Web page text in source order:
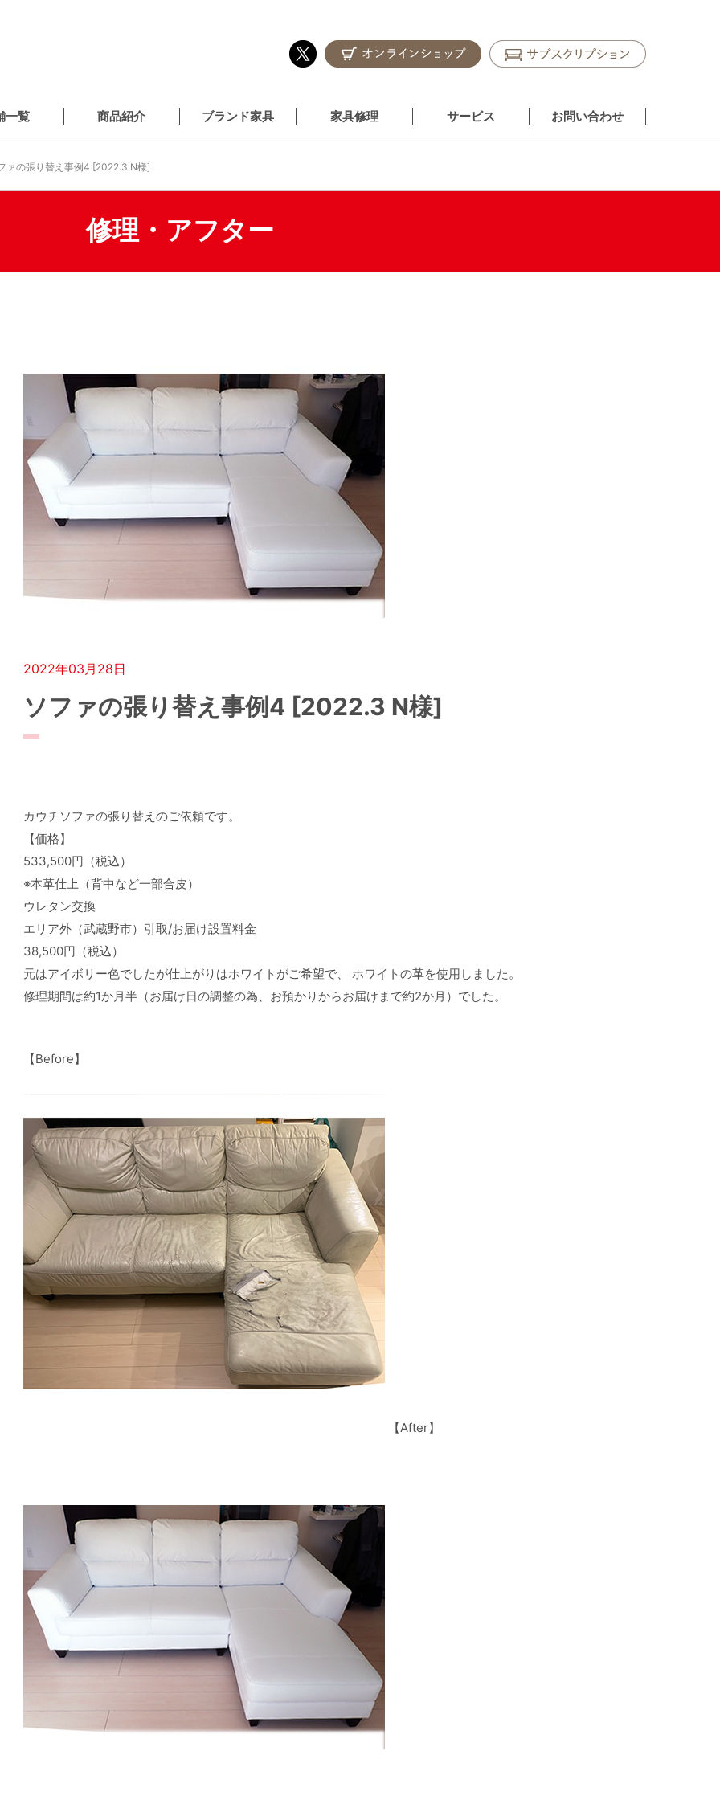
一覧 商品紹介 ブランド家具 家具修理 サービス お問い合わせ
ァの張り替え事例4 [2022.3 N様]
修理・アフター
2022年03月28日
ソファの張り替え事例4 [2022.3 N様]
カウチソファの張り替えのご依頼です。
【価格】
533,500円（税込）
※本革仕上（背中など一部合皮）
ウレタン交換
エリア外（武蔵野市）引取/お届け設置料金
38,500円（税込）
元はアイボリー色でしたが仕上がりはホワイトがご希望で、 ホワイトの革を使用しました。
修理期間は約1か月半（お届け日の調整の為、お預かりからお届けまで約2か月）でした。
【Before】
【After】